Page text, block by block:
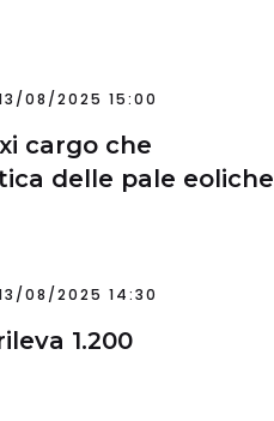
08/2025 15:00
cargo che
delle pale eoliche
08/2025 14:30
1.200